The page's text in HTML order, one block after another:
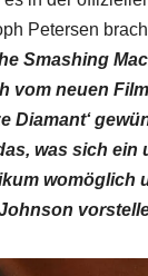
Petersen
Smashing
vom neuen
Diamant‘
was sich ein
womöglich